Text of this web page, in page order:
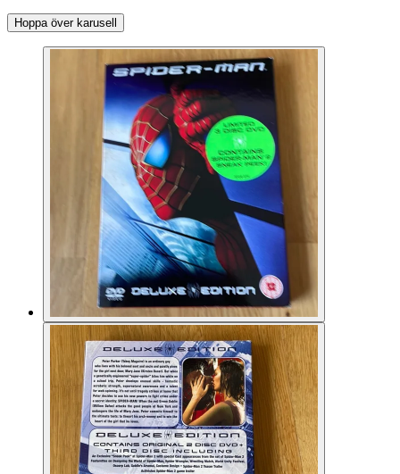
Hoppa över karusell